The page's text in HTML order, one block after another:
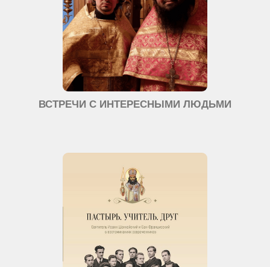
ВСТРЕЧИ С ИНТЕРЕСНЫМИ ЛЮДЬМИ